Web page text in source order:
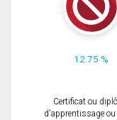
12.75 %
Certificat ou
d'apprentissage